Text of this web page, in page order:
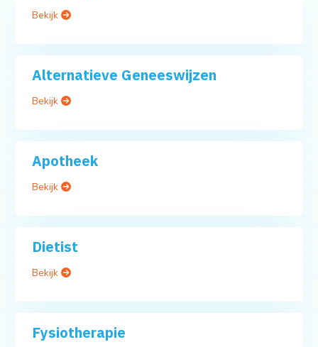
Bekijk
Alternatieve Geneeswijzen
Bekijk
Apotheek
Bekijk
Dietist
Bekijk
Fysiotherapie